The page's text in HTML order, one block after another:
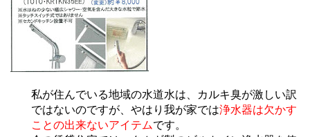
私が住んでいる地域の水道水は、カルキ臭が激しい訳
ではないのですが、やはり我が家では浄水器は欠かす
ことの出来ないアイテムです。